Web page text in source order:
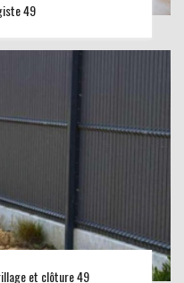
49
et clôture 49